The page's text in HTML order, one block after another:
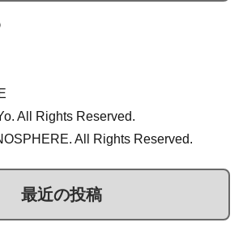
All Rights Reserved.
All Rights Reserved.
最近の投稿